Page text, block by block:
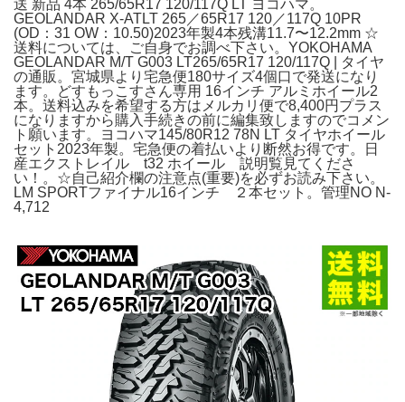
送 新品 4本 265/65R17 120/117Q LT ヨコハマ。
GEOLANDAR X-ATLT 265／65R17 120／117Q 10PR
(OD：31 OW：10.50)2023年製4本残溝11.7〜12.2mm ☆
送料については、ご自身でお調べ下さい。YOKOHAMA
GEOLANDAR M/T G003 LT265/65R17 120/117Q | タイヤ
の通販。宮城県より宅急便180サイズ4個口で発送になり
ます。どすもっこすさん専用 16インチ アルミホイール2
本。送料込みを希望する方はメルカリ便で8,400円プラス
になりますから購入手続きの前に編集致しますのでコメン
ト願います。ヨコハマ145/80R12 78N LT タイヤホイール
セット2023年製。宅急便の着払いより断然お得です。日
産エクストレイル t32 ホイール 説明覧見てくださ
い！。☆自己紹介欄の注意点(重要)を必ずお読み下さい。
LM SPORTファイナル16インチ ２本セット。管理NO N-
4,712